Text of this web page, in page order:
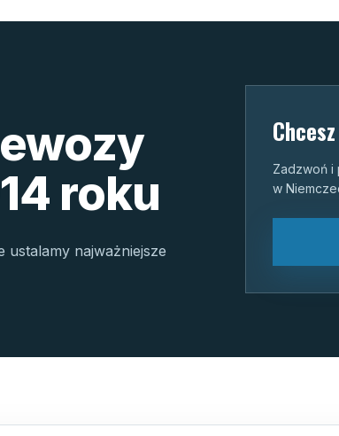
roku
ustalamy najważniejsze
Zadzwoń i
w